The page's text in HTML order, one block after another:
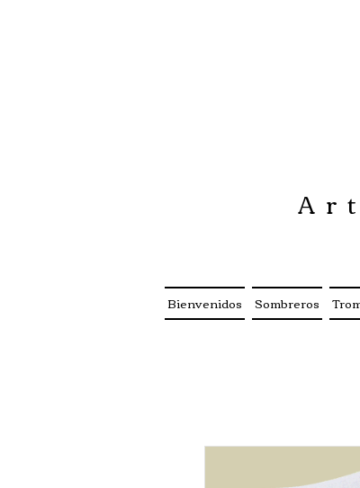
Bienvenidos Sombreros